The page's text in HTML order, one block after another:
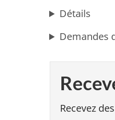
Détails
Demandes
Recevez